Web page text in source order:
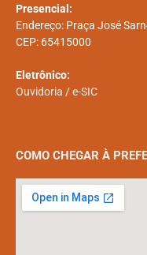
Presencial:
Endereço: Praça José
CEP: 65415000
Eletrônico:
Ouvidoria /e-SIC
COMO CHEGAR À